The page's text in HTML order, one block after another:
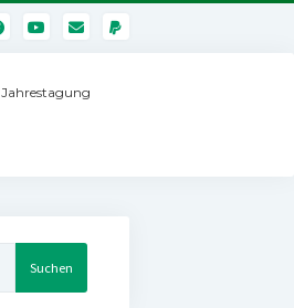
Jahrestagung